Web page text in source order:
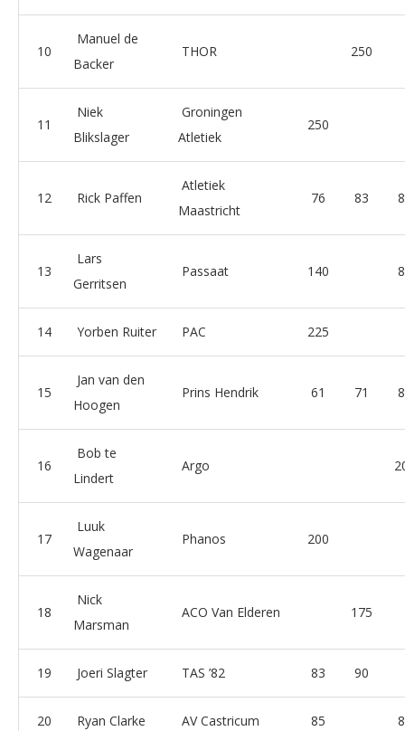
10
Manuel de
Backer
THOR 250
11
Niek
Blikslager
Groningen
Atletiek
250
12 Rick Paffen
Atletiek
Maastricht
76 83
13
Lars
Gerritsen
Passaat 140
14 Yorben Ruiter PAC 225
15
Jan van den
Hoogen
Prins Hendrik 61 71
16
Bob te
Lindert
Argo
17
Luuk
Wagenaar
Phanos 200
18
Nick
Marsman
ACO Van Elderen 175
19 Joeri Slagter TAS ’82 83 90
20 Ryan Clarke AV Castricum 85